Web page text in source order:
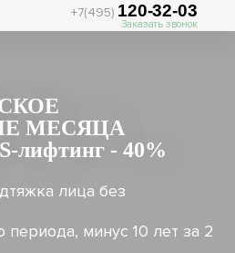
+7(495) 120-32-03
Заказать звонок
МЕСЯЦА
лифтинг - 40%
лица без
периода, минус 10 лет за 2